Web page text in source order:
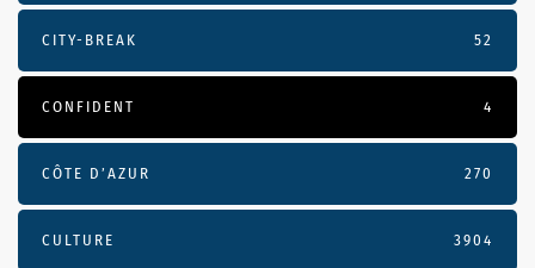
CITY-BREAK 52
CONFIDENT 4
CÔTE D’AZUR 270
CULTURE 3904